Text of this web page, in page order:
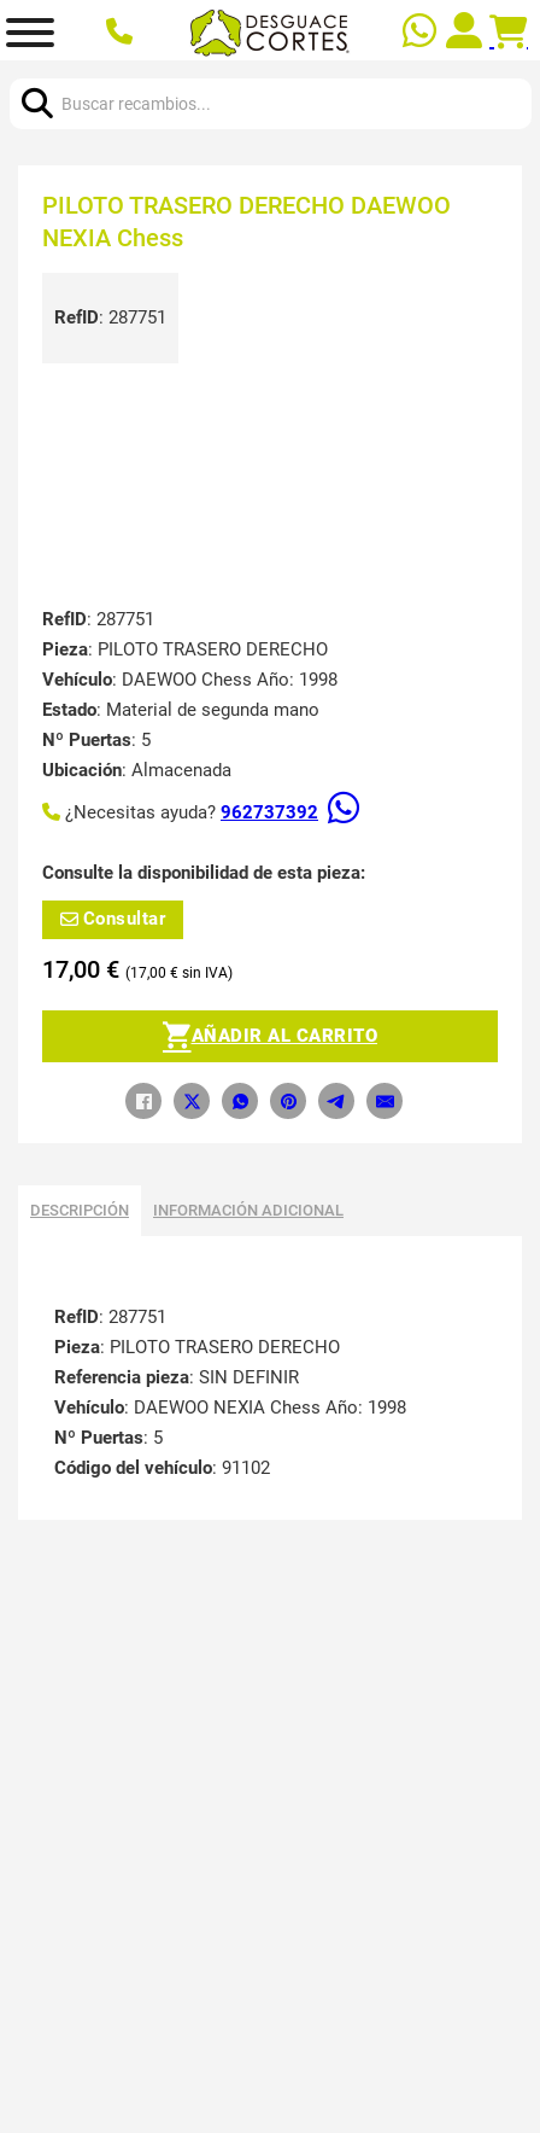
PILOTO TRASERO DERECHO DAEWOO
NEXIA Chess
RefID: 287751
RefID: 287751
Pieza: PILOTO TRASERO DERECHO
Vehículo: DAEWOO Chess Año: 1998
Estado: Material de segunda mano
Nº Puertas: 5
Ubicación: Almacenada
¿Necesitas ayuda? 962737392
Consulte la disponibilidad de esta pieza:
Consultar
17,00 € 17,00 €
AÑADIR AL CARRITO
DESCRIPCIÓN INFORMACIÓN ADICIONAL
RefID: 287751
Pieza: PILOTO TRASERO DERECHO
Referencia pieza: SIN DEFINIR
Vehículo: DAEWOO NEXIA Chess Año: 1998
Nº Puertas: 5
Código del vehículo: 91102